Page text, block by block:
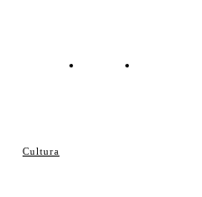
Cultura
Contacto Política de